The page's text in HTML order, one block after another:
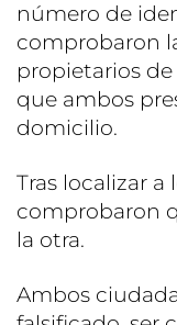
número de
comprobaron
propietarios
que ambos
domicilio.
Tras localizar
comprobaron
la otra.
Ambos